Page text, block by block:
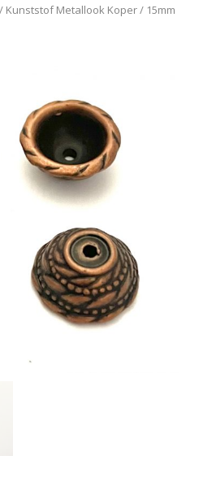
Kunststof Metallook Koper / 15mm